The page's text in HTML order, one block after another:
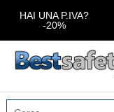
HAI UNA P.IVA?
-20%